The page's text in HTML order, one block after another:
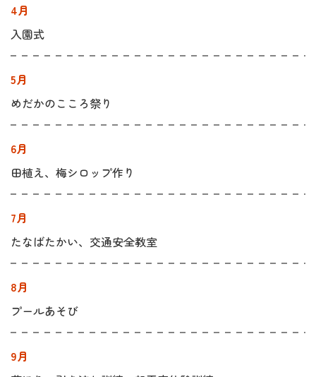
4月
入園式
5月
めだかのこころ祭り
6月
田植え、梅シロップ作り
7月
たなばたかい、交通安全教室
8月
プールあそび
9月